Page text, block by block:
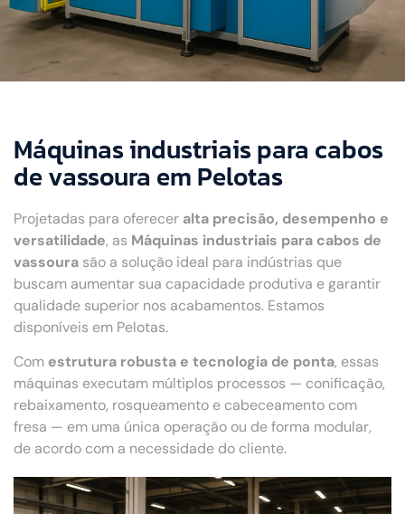
Máquinas industriais para cabos
de vassoura em Pelotas
Projetadas para oferecer alta precisão, desempenho e
versatilidade, as Máquinas industriais para cabos de
vassoura são a solução ideal para indústrias que
buscam aumentar sua capacidade produtiva e garantir
qualidade superior nos acabamentos. Estamos
disponíveis em Pelotas.
Com estrutura robusta e tecnologia de ponta, essas
máquinas executam múltiplos processos — conificação,
rebaixamento, rosqueamento e cabeceamento com
fresa — em uma única operação ou de forma modular,
de acordo com a necessidade do cliente.